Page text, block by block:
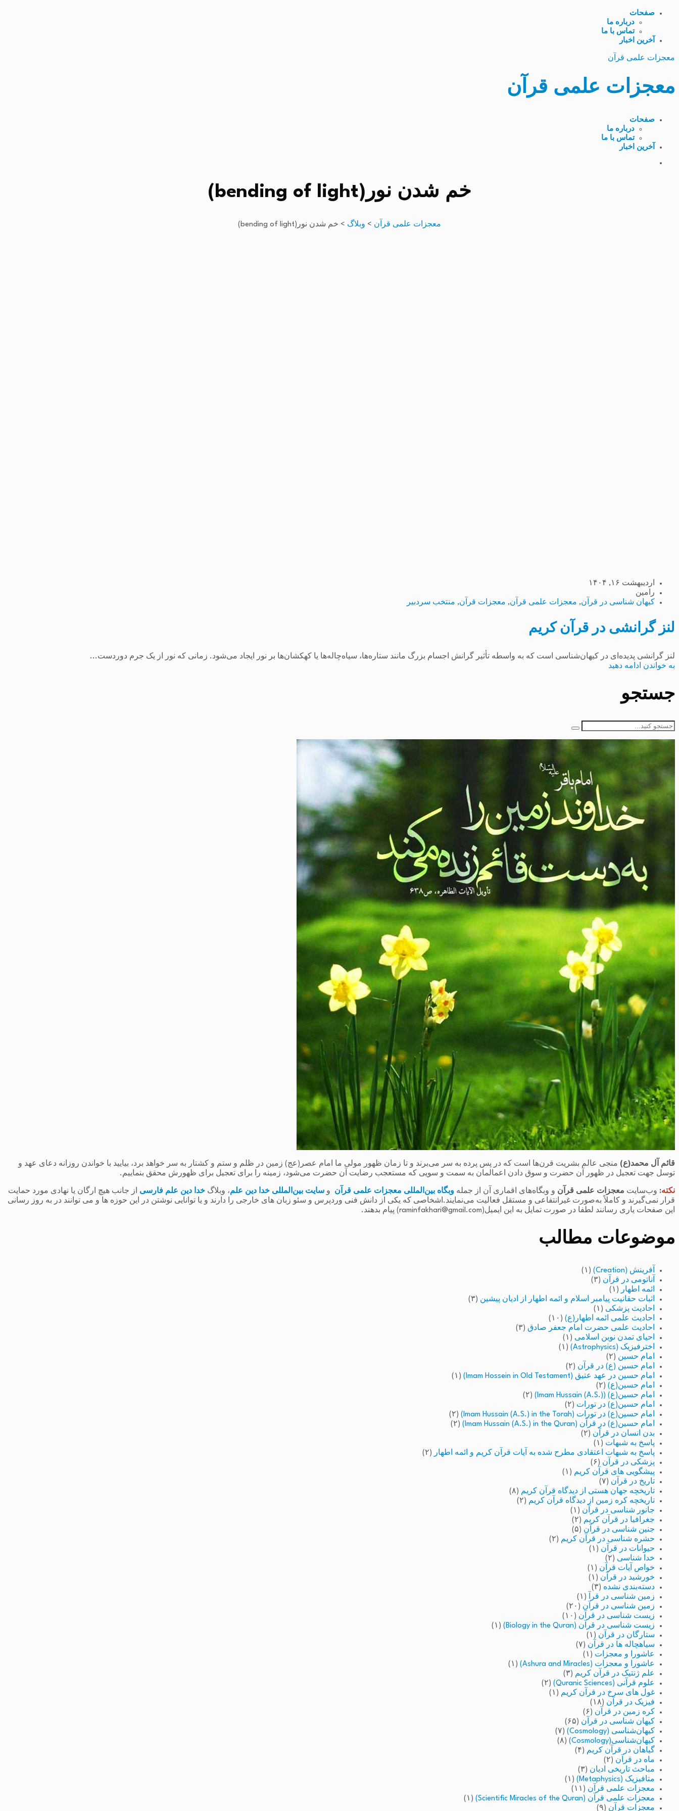
صفحات
درباره ما
تماس با ما
آخرین اخبار
معجزات علمی قرآن
معجزات علمی قرآن
صفحات
درباره ما
تماس با ما
آخرین اخبار
خم شدن نور(bending of light)
معجزات علمی قرآن > وبلاگ > خم شدن نور(bending of light)
اردیبهشت ۱۶, ۱۴۰۴
رامین
کیهان شناسی در قرآن, معجزات علمی قرآن, معجزات قرآن, منتخب سردبیر
لنز گرانشی در قرآن کریم
لنز گرانشی پدیده‌ای در کیهان‌شناسی است که به واسطه تأثیر گرانش اجسام بزرگ مانند ستاره‌ها، سیاه‌چاله‌ها یا کهکشان‌ها بر نور ایجاد می‌شود. زمانی که نور از یک جرم دوردست...
به خواندن ادامه دهید
جستجو
جستجو
قائم آل محمد(ع) منجی عالم بشریت قرن‌ها است که در پس پرده به سر می‌برند و تا زمان ظهور مولی ما امام عصر(عج) زمین در ظلم و ستم و کشتار به سر خواهد برد، بیایید با خواندن روزانه دعای عهد و
توسل جهت تعجیل در ظهور آن حضرت و سوق دادن اعمالمان به سمت و سویی که مستعجب رضایت آن حضرت می‌شود، زمینه را برای تعجیل برای ظهورش محقق بنماییم.
نکته: وب‌سایت معجزات علمی قرآن و وبگاه‌های اقماری آن از جمله وبگاه بین‌المللی معجزات علمی قرآن و سایت بین‌المللی خدا دین علم، وبلاگ خدا دین علم فارسی از جانب هیچ ارگان یا نهادی مورد حمایت
قرار نمی‌گیرند و کاملاً به‌صورت غیرانتفاعی و مستقل فعالیت می‌نمایند.اشخاصی که یکی از دانش فنی وردپرس و سئو زبان های خارجی را دارند و یا توانایی نوشتن در این حوزه ها و می توانند در به روز رسانی
این صفحات یاری رسانند لطفا در صورت تمایل به این ایمیل(raminfakhari@gmail.com) پیام بدهند.
موضوعات مطالب
آفرینش (Creation)
(۱)
آناتومی در قرآن (۳)
ائمه اطهار
(۱)
اثبات حقانیت پیامبر اسلام و ائمه اطهار از ادیان پیشین (۳)
احادیث پزشکی (۱)
احادیث علمی ائمه اطهار(ع) (۱۰)
احادیث علمی حضرت امام جعفر صادق (۳)
احیای تمدن نوین اسلامی (۱)
اخترفیزیک (Astrophysics)
(۱)
امام حسین (۲)
امام حسین (ع) در قرآن (۲)
امام حسین در عهد عتیق (Imam Hossein in Old Testament)
(۱)
امام حسین(ع) (۲)
امام حسین(ع) (Imam Hussain (A.S.))
(۲)
امام حسین(ع) در تورات (۲)
امام حسین(ع) در تورات (Imam Hussain (A.S.) in the Torah)
(۲)
امام حسین(ع) در قرآن (Imam Hussain (A.S.) in the Quran)
(۲)
بدن انسان در قرآن (۲)
پاسخ به شبهات (۱)
پاسخ به شبهات اعتقادی مطرح شده به آیات قرآن کریم و ائمه اطهار
(۲)
پزشکی در قرآن (۶)
پیشگویی های قرآن کریم (۱)
تاریخ در قرآن (۷)
تاریخچه جهان هستی از دیدگاه قرآن کریم (۸)
تاریخچه کره زمین از دیدگاه قرآن کریم (۲)
جانور شناسی در قرآن (۱)
جغرافیا در قرآن کریم (۲)
جنین شناسی در قرآن (۵)
حشره شناسی در قرآن کریم (۲)
حیوانات در قرآن (۱)
خدا شناسی (۲)
خواص آیات قرآن (۱)
خورشید در قرآن (۱)
دسته‌بندی نشده (۳)
زمین شناسی در قرآ
(۱)
زمین شناسی در قرآن (۲۰)
زیست شناسی در قرآن (۱۰)
زیست شناسی در قرآن (Biology in the Quran)
(۱)
ستارگان در قرآن (۱)
سیاهچاله ها در قرآن (۷)
عاشورا و معجزات (۱)
عاشورا و معجزات (Ashura and Miracles)
(۱)
علم ژنتیک در قرآن کریم (۳)
علوم قرآنی (Quranic Sciences)
(۲)
غول های سرخ در قرآن کریم (۱)
فیزیک در قرآن (۱۸)
کره زمین در قرآن (۶)
کیهان شناسی در قرآن (۶۵)
کیهان‌شناسی (Cosmology)
(۷)
کیهان‌شناسی(Cosmology)
(۸)
گیاهان در قرآن کریم (۴)
ماه در قرآن (۲)
مباحث تاریخی ادیان (۳)
متافیزیک (Metaphysics)
(۱)
معجزات علمی قرآن (۱۱)
معجزات علمی قرآن (Scientific Miracles of the Quran)
(۱)
معجزات قرآن (۹)